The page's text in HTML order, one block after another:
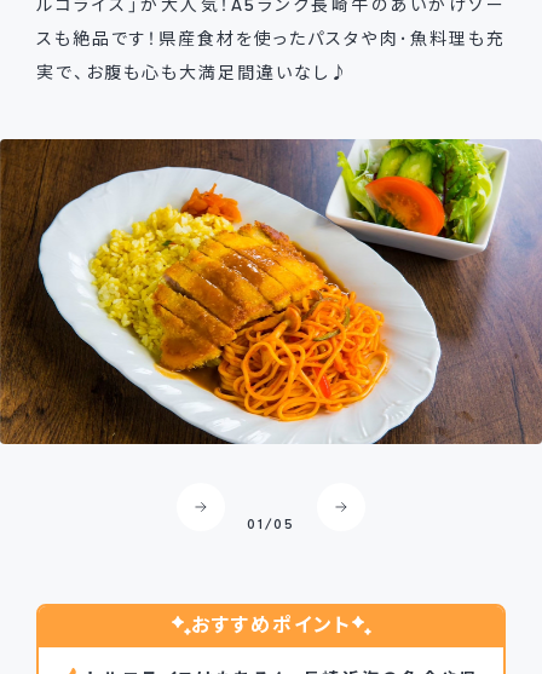
ルコライス」が大人気！A5ランク長崎牛のあいがけソー
スも絶品です！県産食材を使ったパスタや肉･魚料理も充
実で、お腹も心も大満足間違いなし♪
02/05
おすすめポイント